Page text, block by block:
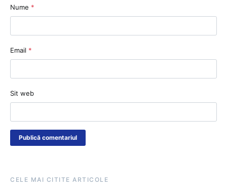
Nume *
Email *
Sit web
CELE MAI CITITE ARTICOLE